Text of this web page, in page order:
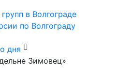
в Волгограде
по Волгограду
дня
Зимовец»